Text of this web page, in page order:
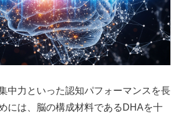
中力といった認知パフォーマンスを長
には、脳の構成材料であるDHAを十